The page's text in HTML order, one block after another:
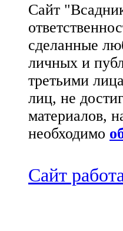
Сайт
сделанные
личных и
третьими
лиц, не
материалов,
необходимо
Сайт